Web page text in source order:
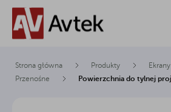
Strona główna Produkty
Przenośne
Powierzchnia do tylnej